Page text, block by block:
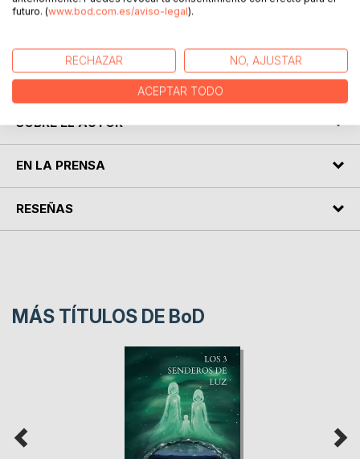
Espero que estos juegos que representaron una parte muy
campamentos, profesores y profesoras de Educación
Física y grupos scouts.
SOBRE EL AUTOR
EN LA PRENSA
RESEÑAS
MÁS TÍTULOS DE BoD
futuro. (www.bod.com.es/aviso-legal).
RECHAZAR NO, AJUSTAR
ACEPTAR TODO